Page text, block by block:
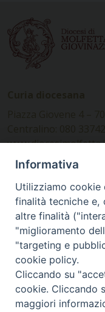
Ufficio
Piazza Giovene 4 –
SEGUICI SU
Facebook
Instagram
X YouTube
Feed
Informativa
Utilizziamo cookie
finalità tecniche e,
altre finalità
"miglioramento
"targeting e
cookie policy.
Cliccando su
cookie. Cliccando
maggiori